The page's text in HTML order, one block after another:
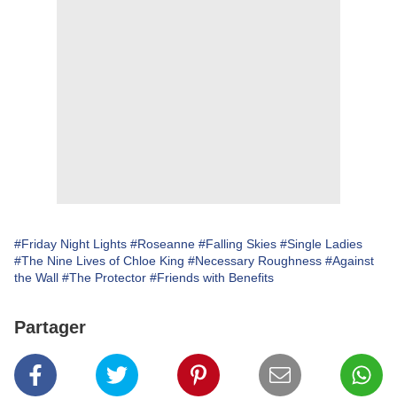
#Friday Night Lights #Roseanne #Falling Skies #Single Ladies
#The Nine Lives of Chloe King #Necessary Roughness #Against
the Wall #The Protector #Friends with Benefits
Partager